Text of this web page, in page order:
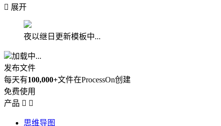
 展开
夜以继日更新模板中...
加载中...
发布文件
每天有100,000+文件在ProcessOn创建
免费使用
产品  
思维导图